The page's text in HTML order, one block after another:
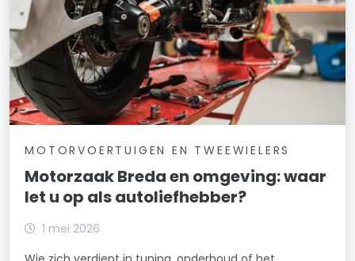
MOTORVOERTUIGEN EN TWEEWIELERS
Motorzaak Breda en omgeving: waar
let u op als autoliefhebber?
1 mei 2026